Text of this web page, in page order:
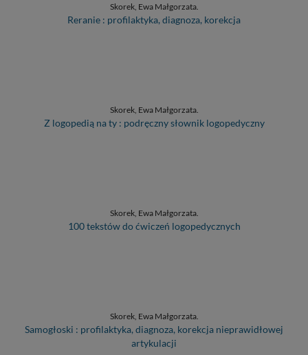
Skorek, Ewa Małgorzata.
Reranie : profilaktyka, diagnoza, korekcja
Skorek, Ewa Małgorzata.
Z logopedią na ty : podręczny słownik logopedyczny
Skorek, Ewa Małgorzata.
100 tekstów do ćwiczeń logopedycznych
Skorek, Ewa Małgorzata.
Samogłoski : profilaktyka, diagnoza, korekcja nieprawidłowej
artykulacji